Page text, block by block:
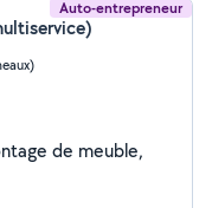
Auto-entrepreneur
de meuble,